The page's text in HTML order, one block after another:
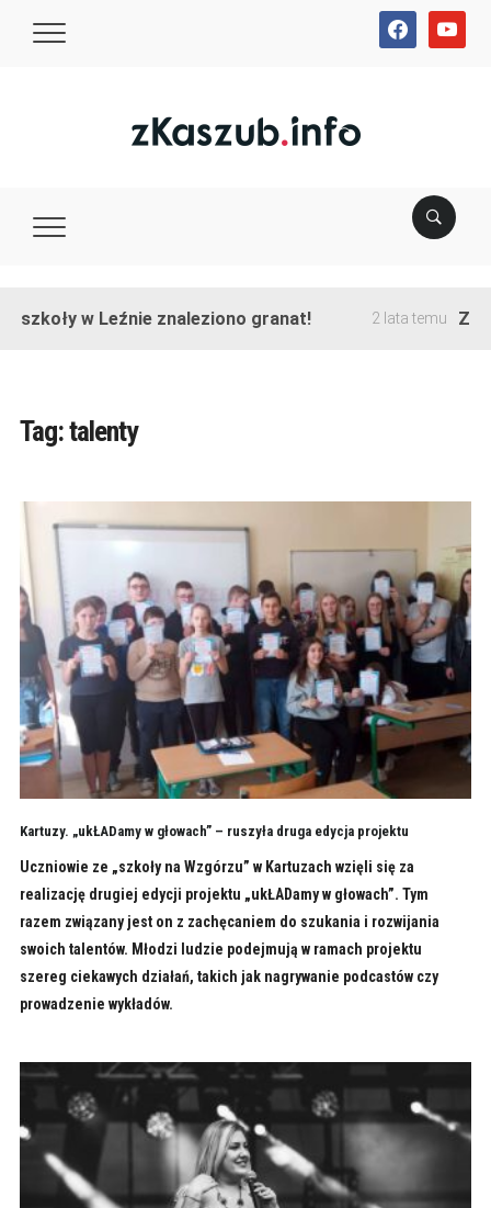
facebookyoutube
szkoły w Leźnie znaleziono granat! 2 lata temu
Tag:talenty
Kartuzy. „ukŁADamy w głowach” – ruszyła druga edycja projektu
Uczniowie ze „szkoły na Wzgórzu” w Kartuzach wzięli się za
realizację drugiej edycji projektu „ukŁADamy w głowach”. Tym
razem związany jest on z zachęcaniem do szukania i rozwijania
swoich talentów. Młodzi ludzie podejmują w ramach projektu
szereg ciekawych działań, takich jak nagrywanie podcastów czy
prowadzenie wykładów.